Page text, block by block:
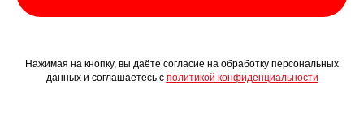
Нажимая на кнопку, вы даёте согласие на обработку персональных
данных и соглашаетесь с политикой конфиденциальности